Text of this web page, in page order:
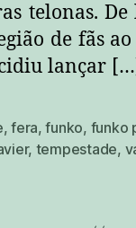
telonas.
de fãs
lançar
,fera,funko, funko
, tempestade,